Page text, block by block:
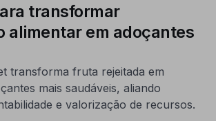
transformar
alimentar em adoçantes
transforma fruta rejeitada em
mais saudáveis, aliando
e valorização de recursos.